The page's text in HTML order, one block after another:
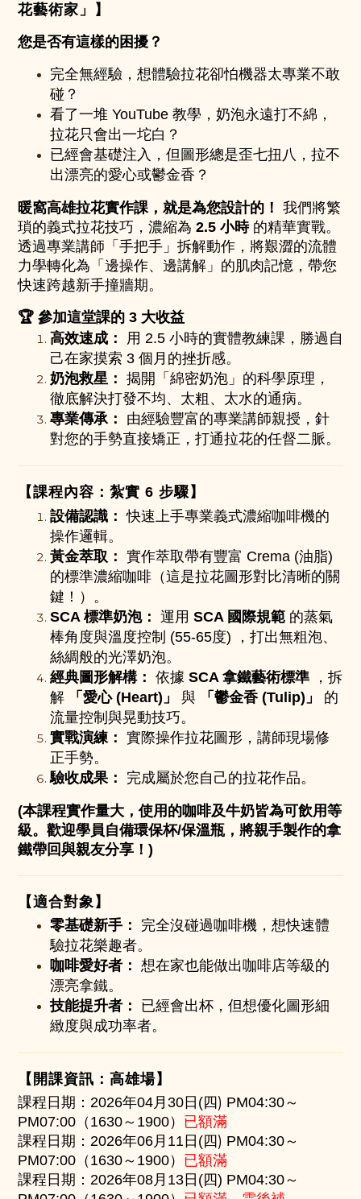
花藝術家」】
您是否有這樣的困擾？
完全無經驗，想體驗拉花卻怕機器太專業不敢
碰？
看了一堆 YouTube 教學，奶泡永遠打不綿，
拉花只會出一坨白？
已經會基礎注入，但圖形總是歪七扭八，拉不
出漂亮的愛心或鬱金香？
暖窩高雄拉花實作課，就是為您設計的！ 我們將繁
瑣的義式拉花技巧，濃縮為 2.5 小時 的精華實戰。
透過專業講師「手把手」拆解動作，將艱澀的流體
力學轉化為「邊操作、邊講解」的肌肉記憶，帶您
快速跨越新手撞牆期。
🏆 參加這堂課的 3 大收益
高效速成：
用 2.5 小時的實體教練課，勝過自
己在家摸索 3 個月的挫折感。
奶泡救星： 揭開「綿密奶泡」的科學原理，
徹底解決打發不均、太粗、太水的通病。
專業傳承：
由經驗豐富的專業講師親授，針
對您的手勢直接矯正，打通拉花的任督二脈。
【課程內容：紮實 6 步驟】
設備認識：快速上手專業義式濃縮咖啡機的
操作邏輯。
黃金萃取： 實作萃取帶有豐富 Crema (油脂)
的標準濃縮咖啡（這是拉花圖形對比清晰的關
鍵！）。
SCA 標準奶泡： 運用 SCA 國際規範 的蒸氣
棒角度與溫度控制 (55-65度) ，打出無粗泡、
絲綢般的光澤奶泡。
經典圖形解構： 依據 SCA 拿鐵藝術標準 ，拆
解
「愛心 (Heart)」 與 「鬱金香 (Tulip)」
的
流量控制與晃動技巧。
實戰演練： 實際操作拉花圖形，講師現場修
正手勢。
驗收成果： 完成屬於您自己的拉花作品。
(本課程實作量大，使用的咖啡及牛奶皆為可飲用等
級。歡迎學員自備環保杯/保溫瓶，將親手製作的拿
鐵帶回與親友分享！)
【適合對象】
零基礎新手：
完全沒碰過咖啡機，想快速體
驗拉花樂趣者。
咖啡愛好者： 想在家也能做出咖啡店等級的
漂亮拿鐵。
技能提升者：
已經會出杯，但想優化圖形細
緻度與成功率者。
【開課資訊：高雄場】
課程日期：2026年04月30日 (四) PM04:30～
PM07:00（1630～ 1900） 已額滿
課程日期：2026年06月11日 (四) PM04:30～
PM07:00（1630～ 1900） 已額滿
課程日期：2026年08月13日(四) PM04:30～